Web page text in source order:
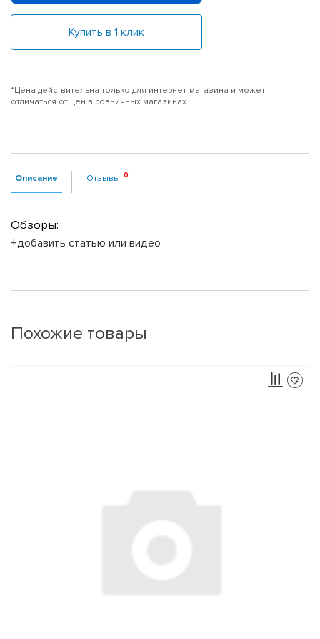
Купить в 1 клик
*Цена действительна только для интернет-магазина и может
отличаться от цен в розничных магазинах
Описание Отзывы
Обзоры:
+добавить статью или видео
Похожие товары